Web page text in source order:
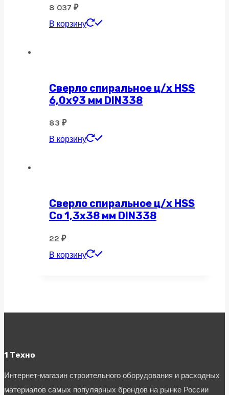
8 037 ₽
В корзину
Сверло спиральное ц/х HSS
6,0х93 мм DIN338
83 ₽
В корзину
Сверло спиральное ц/х HSS
Co 1,3х38 мм DIN338
22 ₽
В корзину
1 Техно
Интернет-магазин строительного оборудования и расходных
материалов самых популярных брендов на рынке России